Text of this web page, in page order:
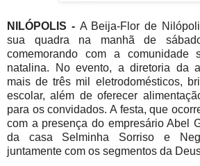
NILÓPOLIS - A Beija-Flor de
sua quadra na manhã de
comemorando com a comunidade
natalina. No evento, a diretoria da
mais de três mil eletrodomésticos,
escolar, além de oferecer
para os convidados. A festa, que
com a presença do empresário Abel
da casa Selminha Sorriso e
juntamente com os segmentos da